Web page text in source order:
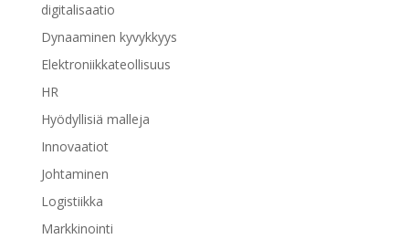
digitalisaatio
Dynaaminen kyvykkyys
Elektroniikkateollisuus
HR
Hyödyllisiä malleja
Innovaatiot
Johtaminen
Logistiikka
Markkinointi